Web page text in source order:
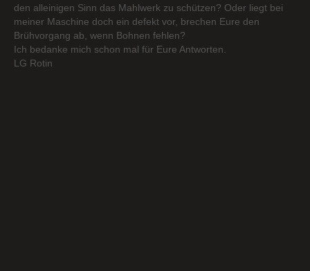
den alleinigen Sinn das Mahlwerk zu schützen? Oder liegt bei
meiner Maschine doch ein defekt vor, brechen Eure den
Brühvorgang ab, wenn Bohnen fehlen?
Ich bedanke mich schon mal für Eure Antworten.
LG Rotin